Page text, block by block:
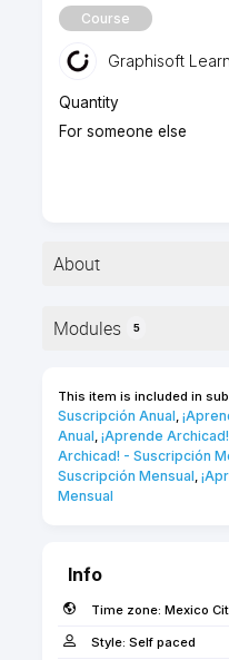
Course
Graphisoft Learn
Quantity
For someone else
About
▶︎ Formato: Curso en
▶︎ Puntos de
Aprende a crear
con Archicad. El
relacionados con la
Modules 5
This item is included in
Suscripción Anual,
Anual, ¡Aprende
Archicad! - Suscripción
Suscripción Mensual,
Mensual
Info
Time zone: Mexico
Style: Self paced